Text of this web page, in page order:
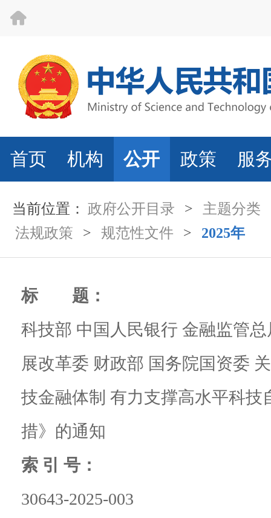
首页 机构 公开 政策 服
当前位置： 政府公开目录 > 主题分类
法规政策
> 规范性文件 > 2025年
标 题：
科技部 中国人民银行 金融监管
展改革委 财政部 国务院国资委
技金融体制 有力支撑高水平科技
措》的通知
索 引 号：
30643-2025-003